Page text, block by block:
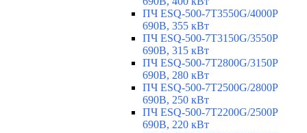
ПЧ ESQ-500-7T3550G/4000P
690В, 355 кВт
ПЧ ESQ-500-7T3150G/3550P
690В, 315 кВт
ПЧ ESQ-500-7T2800G/3150P
690В, 280 кВт
ПЧ ESQ-500-7T2500G/2800P
690В, 250 кВт
ПЧ ESQ-500-7T2200G/2500P
690В, 220 кВт